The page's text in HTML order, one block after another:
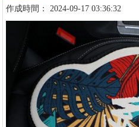
作成時間： 2024-09-17 03:36:32